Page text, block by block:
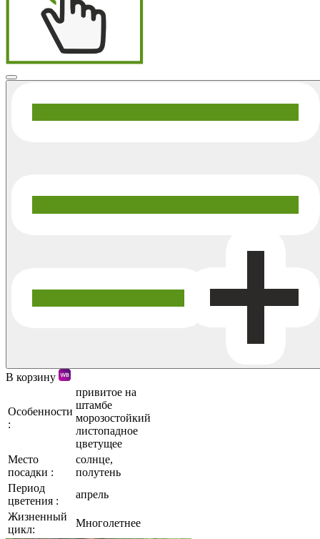
В корзину
Особенности
:
привитое на
штамбе
морозостойкий
листопадное
цветущее
Место
посадки :
солнце,
полутень
Период
цветения :
апрель
Жизненный
цикл:
Многолетнее